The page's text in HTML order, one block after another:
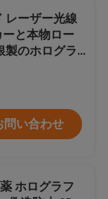
レーザー光線
と本物ロー
製のホログラ
問い合わせ
ホログラフ